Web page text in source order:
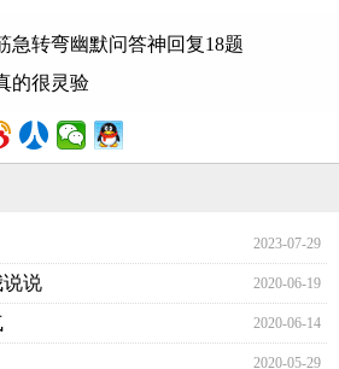
急转弯幽默问答神回复18题
的很灵验
2023-07-29
说 2020-06-19
2020-06-14
2020-05-29